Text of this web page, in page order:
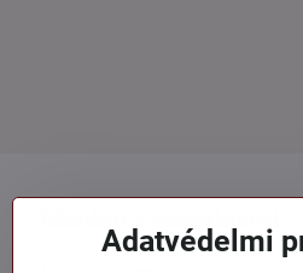
Adatvédelmi